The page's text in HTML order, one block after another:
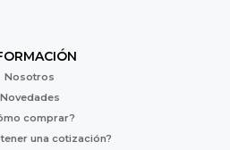
Nosotros
Novedades
comprar?
una cotización?